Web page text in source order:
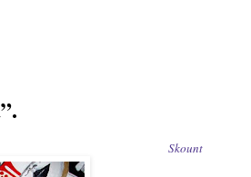
Skount